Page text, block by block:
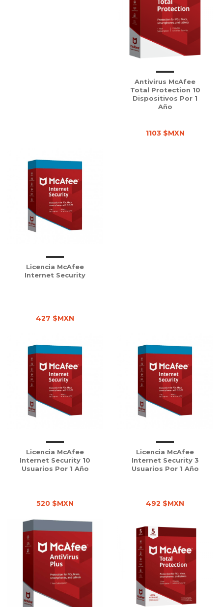
Antivirus McAfee
Total Protection 10
Dispositivos Por 1
Año
1103 $MXN
Licencia McAfee
Internet Security
427 $MXN
Licencia McAfee
Internet Security 10
Usuarios Por 1 Año
520 $MXN
Licencia McAfee
Internet Security 3
Usuarios Por 1 Año
492 $MXN